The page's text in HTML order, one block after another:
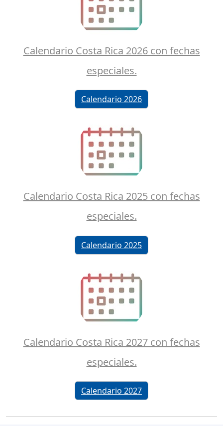
Calendario Costa Rica 2026 con fechas
especiales.
Calendario 2026
Calendario Costa Rica 2025 con fechas
especiales.
Calendario 2025
Calendario Costa Rica 2027 con fechas
especiales.
Calendario 2027